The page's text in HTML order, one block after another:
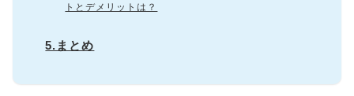
トとデメリットは？
5.まとめ